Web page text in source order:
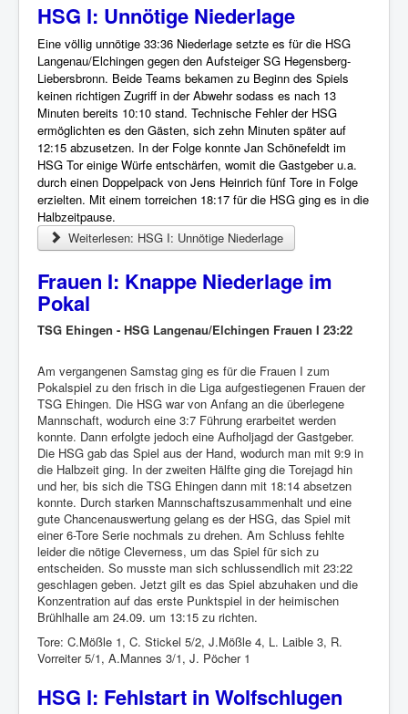
HSG I: Unnötige Niederlage
Eine völlig unnötige 33:36 Niederlage setzte es für die HSG
Langenau/Elchingen gegen den Aufsteiger SG Hegensberg-
Liebersbronn. Beide Teams bekamen zu Beginn des Spiels
keinen richtigen Zugriff in der Abwehr sodass es nach 13
Minuten bereits 10:10 stand. Technische Fehler der HSG
ermöglichten es den Gästen, sich zehn Minuten später auf
12:15 abzusetzen. In der Folge konnte Jan Schönefeldt im
HSG Tor einige Würfe entschärfen, womit die Gastgeber u.a.
durch einen Doppelpack von Jens Heinrich fünf Tore in Folge
erzielten. Mit einem torreichen 18:17 für die HSG ging es in die
Halbzeitpause.
Weiterlesen: HSG I: Unnötige Niederlage
Frauen I: Knappe Niederlage im
Pokal
TSG Ehingen - HSG Langenau/Elchingen Frauen I 23:22
Am vergangenen Samstag ging es für die Frauen I zum
Pokalspiel zu den frisch in die Liga aufgestiegenen Frauen der
TSG Ehingen. Die HSG war von Anfang an die überlegene
Mannschaft, wodurch eine 3:7 Führung erarbeitet werden
konnte. Dann erfolgte jedoch eine Aufholjagd der Gastgeber.
Die HSG gab das Spiel aus der Hand, wodurch man mit 9:9 in
die Halbzeit ging. In der zweiten Hälfte ging die Torejagd hin
und her, bis sich die TSG Ehingen dann mit 18:14 absetzen
konnte. Durch starken Mannschaftszusammenhalt und eine
gute Chancenauswertung gelang es der HSG, das Spiel mit
einer 6-Tore Serie nochmals zu drehen. Am Schluss fehlte
leider die nötige Cleverness, um das Spiel für sich zu
entscheiden. So musste man sich schlussendlich mit 23:22
geschlagen geben. Jetzt gilt es das Spiel abzuhaken und die
Konzentration auf das erste Punktspiel in der heimischen
Brühlhalle am 24.09. um 13:15 zu richten.
Tore: C.Mößle 1, C. Stickel 5/2, J.Mößle 4, L. Laible 3, R.
Vorreiter 5/1, A.Mannes 3/1, J. Pöcher 1
HSG I: Fehlstart in Wolfschlugen